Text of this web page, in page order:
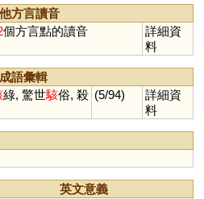
方言讀音
個方言點的讀音
詳細資
料
成語彙輯
綠, 驚世駭俗, 殺 (5/94)
詳細資
料
英文意義